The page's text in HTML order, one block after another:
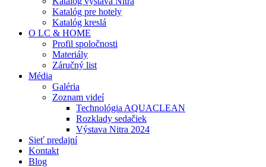
Katalóg pre hotely
Katalóg kreslá
O LC & HOME
Profil spoločnosti
Materiály
Záručný list
Média
Galéria
Zoznam videí
Technológia AQUACLEAN
Rozklady sedačiek
Výstava Nitra 2024
Sieť predajní
Kontakt
Blog